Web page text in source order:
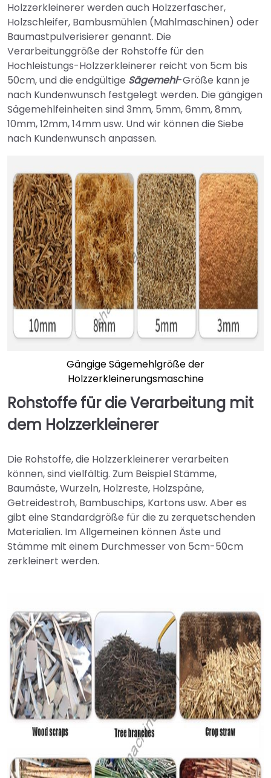
Holzzerkleinerer werden auch Holzzerfascher,
Holzschleifer, Bambusmühlen (Mahlmaschinen) oder
Baumastpulverisierer genannt. Die
Verarbeitunggröße der Rohstoffe für den
Hochleistungs-Holzzerkleinerer reicht von 5cm bis
50cm, und die endgültige Sägemehl-Größe kann je
nach Kundenwunsch festgelegt werden. Die gängigen
Sägemehlfeinheiten sind 3mm, 5mm, 6mm, 8mm,
10mm, 12mm, 14mm usw. Und wir können die Siebe
nach Kundenwunsch anpassen.
Gängige Sägemehlgröße der
Holzzerkleinerungsmaschine
Rohstoffe für die Verarbeitung mit
dem Holzzerkleinerer
Die Rohstoffe, die Holzzerkleinerer verarbeiten
können, sind vielfältig. Zum Beispiel Stämme,
Baumäste, Wurzeln, Holzreste, Holzspäne,
Getreidestroh, Bambuschips, Kartons usw. Aber es
gibt eine Standardgröße für die zu zerquetschenden
Materialien. Im Allgemeinen können Äste und
Stämme mit einem Durchmesser von 5cm-50cm
zerkleinert werden.